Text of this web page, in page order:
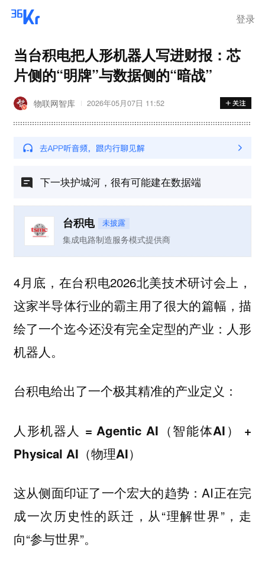
登录
当台积电把人形机器人写进财报：芯
片侧的“明牌”与数据侧的“暗战”
物联网智库 2026年05月07日 11:52
下一块护城河，很有可能建在数据端
台积电 未披露
集成电路制造服务模式提供商
4月底，在台积电2026北美技术研讨会上，
这家半导体行业的霸主用了很大的篇幅，描
绘了一个迄今还没有完全定型的产业： 人形
机器人。
台积电给出了一个极其精准的产业定义：
人形机器人 = Agentic AI（智能体AI） +
Physical AI（物理AI）
这从侧面印证了一个宏大的趋势：AI正在完
成一次历史性的跃迁，从“理解世界”，走
向“参与世界”。